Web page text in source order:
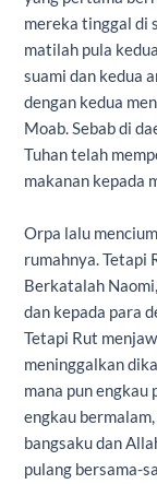
mereka tinggal di
matilah pula
suami dan kedua
dengan kedua
Moab. Sebab di
Tuhan telah
makanan kepada
Orpa lalu
rumahnya. Tetapi
Berkatalah
dan kepada para
Tetapi Rut
meninggalkan
mana pun engkau
engkau
bangsaku dan
pulang bersama-